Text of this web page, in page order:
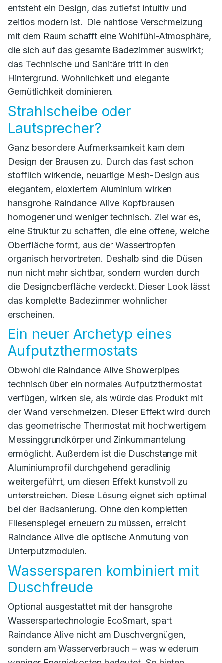
entsteht ein Design, das zutiefst intuitiv und
zeitlos modern ist. Die nahtlose Verschmelzung
mit dem Raum schafft eine Wohlfühl-Atmosphäre,
die sich auf das gesamte Badezimmer auswirkt;
das Technische und Sanitäre tritt in den
Hintergrund. Wohnlichkeit und elegante
Gemütlichkeit dominieren.
Strahlscheibe oder
Lautsprecher?
Ganz besondere Aufmerksamkeit kam dem
Design der Brausen zu. Durch das fast schon
stofflich wirkende, neuartige Mesh-Design aus
elegantem, eloxiertem Aluminium wirken
hansgrohe Raindance Alive Kopfbrausen
homogener und weniger technisch. Ziel war es,
eine Struktur zu schaffen, die eine offene, weiche
Oberfläche formt, aus der Wassertropfen
organisch hervortreten. Deshalb sind die Düsen
nun nicht mehr sichtbar, sondern wurden durch
die Designoberfläche verdeckt. Dieser Look lässt
das komplette Badezimmer wohnlicher
erscheinen.
Ein neuer Archetyp eines
Aufputzthermostats
Obwohl die Raindance Alive Showerpipes
technisch über ein normales Aufputzthermostat
verfügen, wirken sie, als würde das Produkt mit
der Wand verschmelzen. Dieser Effekt wird durch
das geometrische Thermostat mit hochwertigem
Messinggrundkörper und Zinkummantelung
ermöglicht. Außerdem ist die Duschstange mit
Aluminiumprofil durchgehend geradlinig
weitergeführt, um diesen Effekt kunstvoll zu
unterstreichen. Diese Lösung eignet sich optimal
bei der Badsanierung. Ohne den kompletten
Fliesenspiegel erneuern zu müssen, erreicht
Raindance Alive die optische Anmutung von
Unterputzmodulen.
Wassersparen kombiniert mit
Duschfreude
Optional ausgestattet mit der hansgrohe
Wasserspartechnologie EcoSmart, spart
Raindance Alive nicht am Duschvergnügen,
sondern am Wasserverbrauch – was wiederum